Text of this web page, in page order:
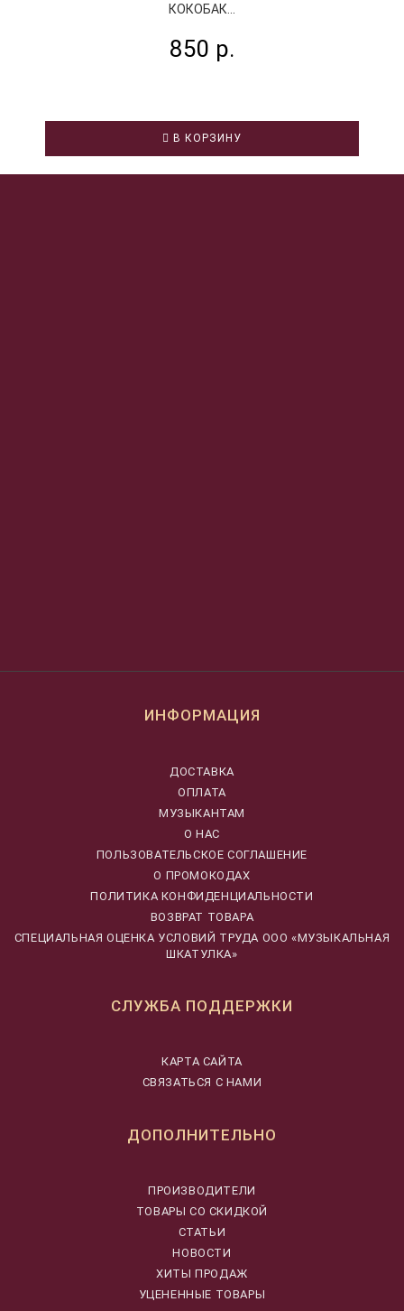
КОКОБАК...
850 р.
В КОРЗИНУ
ИНФОРМАЦИЯ
ДОСТАВКА
ОПЛАТА
МУЗЫКАНТАМ
О НАС
ПОЛЬЗОВАТЕЛЬСКОЕ СОГЛАШЕНИЕ
О ПРОМОКОДАХ
ПОЛИТИКА КОНФИДЕНЦИАЛЬНОСТИ
ВОЗВРАТ ТОВАРА
CПЕЦИАЛЬНАЯ ОЦЕНКА УСЛОВИЙ ТРУДА ООО «МУЗЫКАЛЬНАЯ
ШКАТУЛКА»
СЛУЖБА ПОДДЕРЖКИ
КАРТА САЙТА
СВЯЗАТЬСЯ С НАМИ
ДОПОЛНИТЕЛЬНО
ПРОИЗВОДИТЕЛИ
ТОВАРЫ СО СКИДКОЙ
СТАТЬИ
НОВОСТИ
ХИТЫ ПРОДАЖ
УЦЕНЕННЫЕ ТОВАРЫ